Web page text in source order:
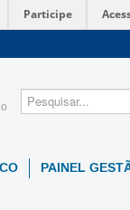
Participe
PAINEL